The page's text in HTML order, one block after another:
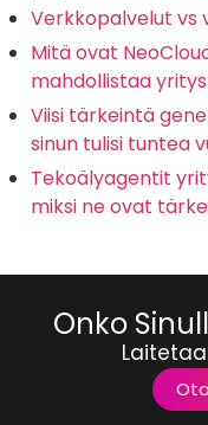
Verkkopalvelut vs
Mitä ovat
mahdollistaa
Viisi tärkeintä
sinun tulisi tuntea
Tekoälyagentit
miksi ne ovat
Onko